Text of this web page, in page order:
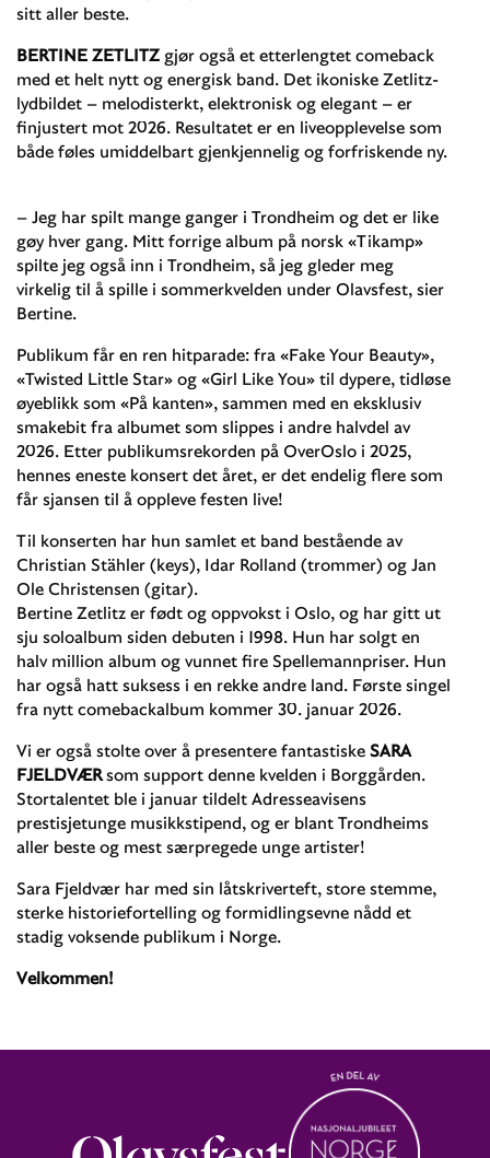
sitt aller beste.
BERTINE ZETLITZ gjør også et etterlengtet comeback
med et helt nytt og energisk band. Det ikoniske Zetlitz-
lydbildet – melodisterkt, elektronisk og elegant – er
finjustert mot 2026. Resultatet er en liveopplevelse som
både føles umiddelbart gjenkjennelig og forfriskende ny.
– Jeg har spilt mange ganger i Trondheim og det er like
gøy hver gang. Mitt forrige album på norsk «Tikamp»
spilte jeg også inn i Trondheim, så jeg gleder meg
virkelig til å spille i sommerkvelden under Olavsfest, sier
Bertine.
Publikum får en ren hitparade: fra «Fake Your Beauty»,
«Twisted Little Star» og «Girl Like You» til dypere, tidløse
øyeblikk som «På kanten», sammen med en eksklusiv
smakebit fra albumet som slippes i andre halvdel av
2026. Etter publikumsrekorden på OverOslo i 2025,
hennes eneste konsert det året, er det endelig flere som
får sjansen til å oppleve festen live!
Til konserten har hun samlet et band bestående av
Christian Stähler (keys), Idar Rolland (trommer) og Jan
Ole Christensen (gitar).
Bertine Zetlitz er født og oppvokst i Oslo, og har gitt ut
sju soloalbum siden debuten i 1998. Hun har solgt en
halv million album og vunnet fire Spellemannpriser. Hun
har også hatt suksess i en rekke andre land. Første singel
fra nytt comebackalbum kommer 30. januar 2026.
Vi er også stolte over å presentere fantastiske SARA
FJELDVÆRsom support denne kvelden i Borggården.
Stortalentet ble i januar tildelt Adresseavisens
prestisjetunge musikkstipend, og er blant Trondheims
aller beste og mest særpregede unge artister!
Sara Fjeldvær har med sin låtskriverteft, store stemme,
sterke historiefortelling og formidlingsevne nådd et
stadig voksende publikum i Norge.
Velkommen!